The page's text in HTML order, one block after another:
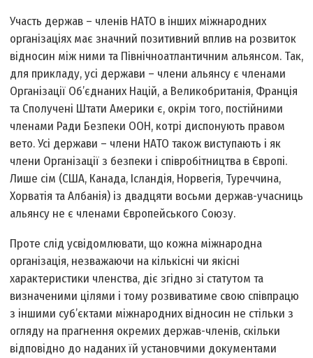
Участь держав – членів НАТО в інших міжнародних
організаціях має значний позитивний вплив на розвиток
відносин між ними та Північноатлантичним альянсом. Так,
для прикладу, усі держави – члени альянсу є членами
Організації Об’єднаних Націй, а Великобританія, Франція
та Сполучені Штати Америки є, окрім того, постійними
членами Ради Безпеки ООН, котрі диспонують правом
вето. Усі держави – члени НАТО також виступають і як
члени Організації з безпеки і співробітництва в Європі.
Лише сім (США, Канада, Ісландія, Норвегія, Туреччина,
Хорватія та Албанія) із двадцяти восьми держав-учасниць
альянсу не є членами Європейського Союзу.
Проте слід усвідомлювати, що кожна міжнародна
організація, незважаючи на кількісні чи якісні
характеристики членства, діє згідно зі статутом та
визначеними цілями і тому розвиватиме свою співпрацю
з іншими суб’єктами міжнародних відносин не стільки з
огляду на прагнення окремих держав-членів, скільки
відповідно до наданих їй установчими документами